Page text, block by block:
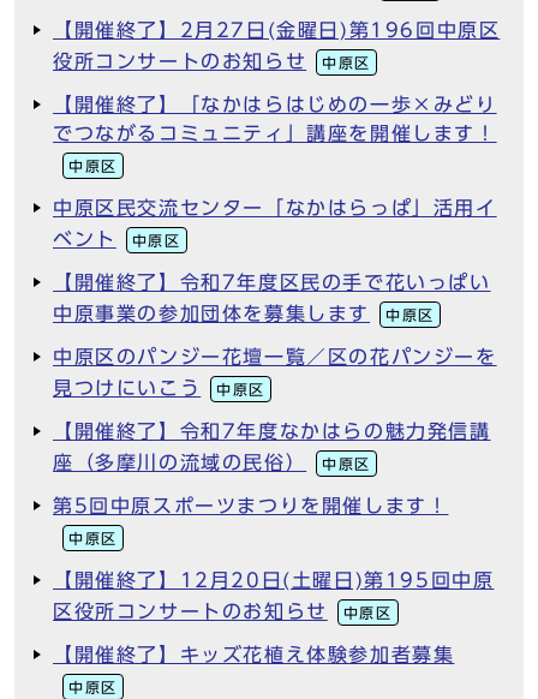
【開催終了】2月27日(金曜日)第196回中原区
役所コンサートのお知らせ
中原区
【開催終了】「なかはらはじめの一歩×みどり
でつながるコミュニティ」講座を開催します！
中原区
中原区民交流センター「なかはらっぱ」活用イ
ベント
中原区
【開催終了】令和7年度区民の手で花いっぱい
中原事業の参加団体を募集します
中原区
中原区のパンジー花壇一覧／区の花パンジーを
見つけにいこう
中原区
【開催終了】令和7年度なかはらの魅力発信講
座（多摩川の流域の民俗）
中原区
第5回中原スポーツまつりを開催します！
中原区
【開催終了】12月20日(土曜日)第195回中原
区役所コンサートのお知らせ
中原区
【開催終了】キッズ花植え体験参加者募集
中原区